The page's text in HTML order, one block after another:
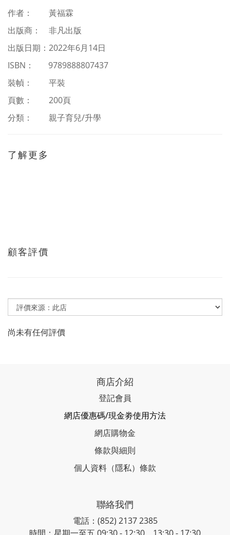
作者： 黃福霖
出版商： 非凡出版
出版日期：2022年6月14日
ISBN ：
9789888807437
裝幀： 平裝
頁數： 200頁
分類：
親子育兒/升學
了解更多
顧客評價
尚未有任何評價
商店介紹
登記會員
網店優惠碼/現金劵使用方法
網店購物金
條款與細則
個人資料（隱私）條款
聯絡我們
電話：(852) 2137 2385